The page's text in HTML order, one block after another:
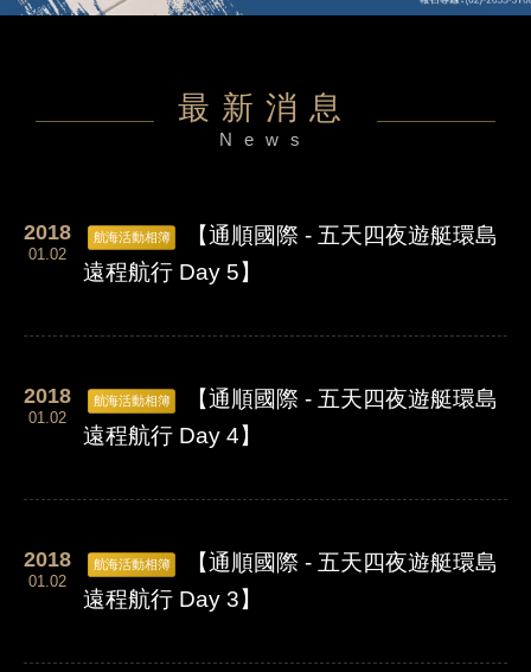
最新消息
News
2018
01.02
航海活動相簿
【通順國際 - 五天四夜遊艇環島
遠程航行 Day 5】
2018
01.02
航海活動相簿
【通順國際 - 五天四夜遊艇環島
遠程航行 Day 4】
2018
01.02
航海活動相簿
【通順國際 - 五天四夜遊艇環島
遠程航行 Day 3】